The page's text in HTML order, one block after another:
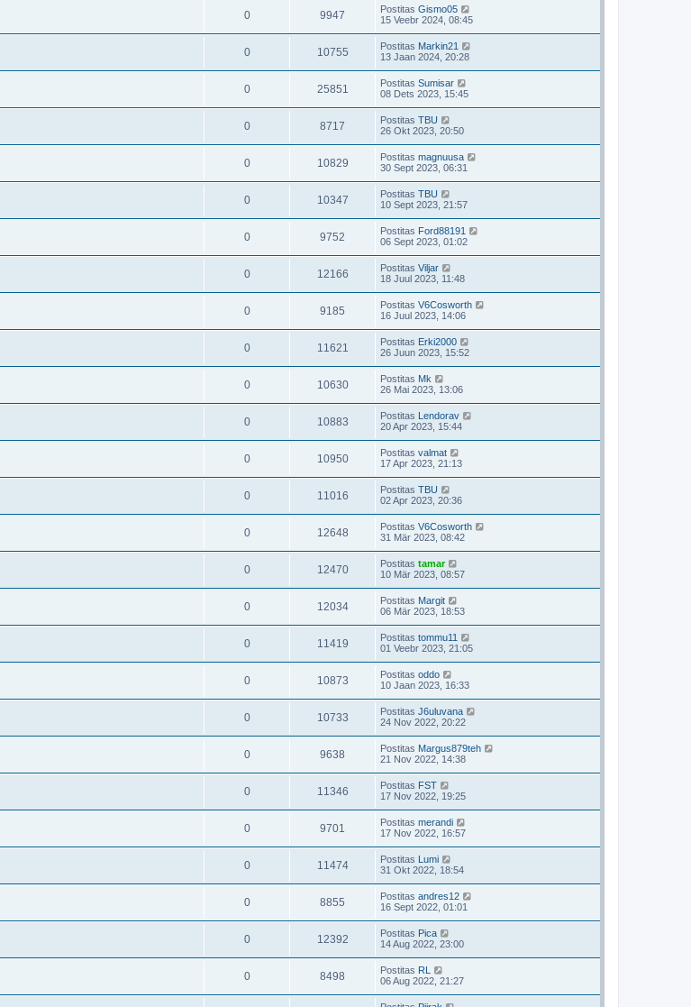
0 9947 Postitas Gismo05
15 Veebr 2024, 08:45
0 10755 Postitas Markin21
13 Jaan 2024, 20:28
0 25851 Postitas Sumisar
08 Dets 2023, 15:45
0 8717 Postitas TBU
26 Okt 2023, 20:50
0 10829 Postitas magnuusa
30 Sept 2023, 06:31
0 10347 Postitas TBU
10 Sept 2023, 21:57
0 9752 Postitas Ford88191
06 Sept 2023, 01:02
0 12166 Postitas Viljar
18 Juul 2023, 11:48
0 9185 Postitas V6Cosworth
16 Juul 2023, 14:06
0 11621 Postitas Erki2000
26 Juun 2023, 15:52
0 10630 Postitas Mk
26 Mai 2023, 13:06
0 10883 Postitas Lendorav
20 Apr 2023, 15:44
0 10950 Postitas valmat
17 Apr 2023, 21:13
0 11016 Postitas TBU
02 Apr 2023, 20:36
0 12648 Postitas V6Cosworth
31 Mär 2023, 08:42
0 12470 Postitas tamar
10 Mär 2023, 08:57
0 12034 Postitas Margit
06 Mär 2023, 18:53
0 11419 Postitas tommu11
01 Veebr 2023, 21:05
0 10873 Postitas oddo
10 Jaan 2023, 16:33
0 10733 Postitas J6uluvana
24 Nov 2022, 20:22
0 9638 Postitas Margus879teh
21 Nov 2022, 14:38
0 11346 Postitas FST
17 Nov 2022, 19:25
0 9701 Postitas merandi
17 Nov 2022, 16:57
0 11474 Postitas Lumi
31 Okt 2022, 18:54
0 8855 Postitas andres12
16 Sept 2022, 01:01
0 12392 Postitas Pica
14 Aug 2022, 23:00
0 8498 Postitas RL
06 Aug 2022, 21:27